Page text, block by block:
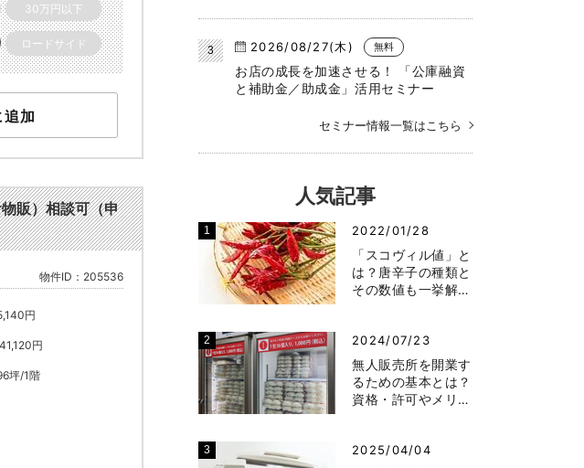
30万円以下
ロードサイド
加
販）相談可（申
物件ID：205536
円
円
坪/1階
2026/08/27(木) 無料
お店の成長を加速させる！ 「公庫融資
と補助金／助成金」活用セミナー
セミナー情報一覧はこちら
人気記事
2022/01/28
「スコヴィル値」と
は？唐辛子の種類と
その数値も一挙解…
2024/07/23
無人販売所を開業す
るための基本とは？
資格・許可やメリ…
2025/04/04